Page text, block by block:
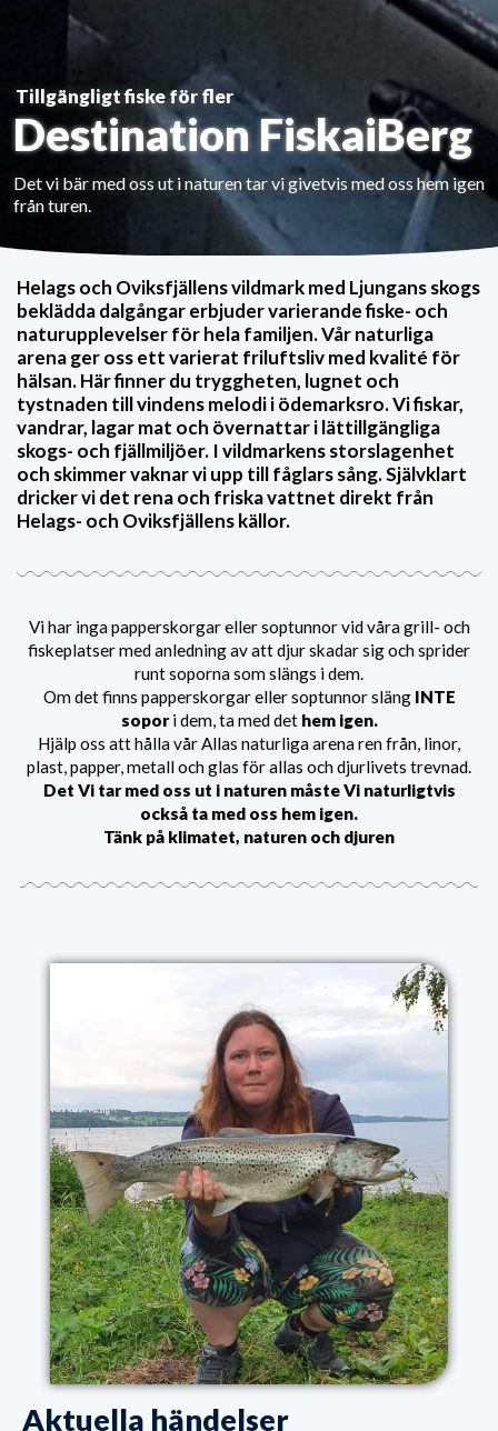
Tillgängligt fiske för fler
Destination FiskaiBerg
Det vi bär med oss ut i naturen tar vi givetvis med oss hem igen
från turen.
Helags och Oviksfjällens vildmark med Ljungans skogs
beklädda dalgångar erbjuder varierande fiske- och
naturupplevelser för hela familjen. Vår naturliga
arena ger oss ett varierat friluftsliv med kvalité för
hälsan. Här finner du tryggheten, lugnet och
tystnaden till vindens melodi i ödemarksro. Vi fiskar,
vandrar, lagar mat och övernattar i lättillgängliga
skogs- och fjällmiljöer. I vildmarkens storslagenhet
och skimmer vaknar vi upp till fåglars sång. Självklart
dricker vi det rena och friska vattnet direkt från
Helags- och Oviksfjällens källor.
Vi har inga papperskorgar eller soptunnor vid våra grill- och
fiskeplatser med anledning av att djur skadar sig och sprider
runt soporna som slängs i dem.
Om det finns papperskorgar eller soptunnor släng INTE
sopori dem, ta med det hem igen.
Hjälp oss att hålla vår Allas naturliga arena ren från, linor,
plast, papper, metall och glas för allas och djurlivets trevnad.
Det Vi tar med oss ut i naturen måste Vi naturligtvis
också ta med oss hem igen.
Tänk på klimatet, naturen och djuren
Aktuella händelser